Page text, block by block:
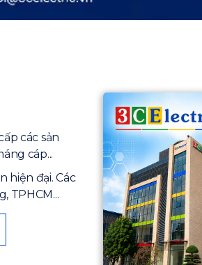
các sản
cáp...
hiện đại. Các
TPHCM...